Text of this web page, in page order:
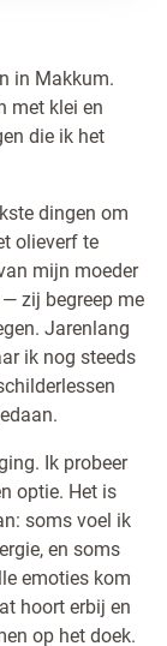
in Makkum.
met klei en
die ik het
dingen om
olieverf te
mijn moeder
zij begreep me
Jarenlang
ik nog steeds
Ik probeer
optie. Het is
soms voel ik
en soms
emoties kom
hoort erbij en
op het doek.